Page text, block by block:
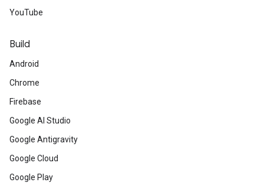
YouTube
Build
Android
Chrome
Firebase
Google AI Studio
Google Antigravity
Google Cloud
Google Play